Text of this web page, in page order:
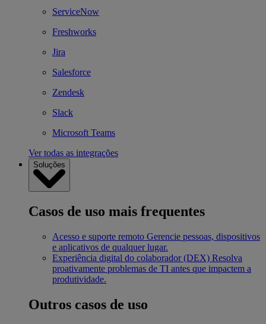
ServiceNow
Freshworks
Jira
Salesforce
Zendesk
Slack
Microsoft Teams
Ver todas as integrações
Soluções
Casos de uso mais frequentes
Acesso e suporte remoto Gerencie pessoas, dispositivos
e aplicativos de qualquer lugar.
Experiência digital do colaborador (DEX) Resolva
proativamente problemas de TI antes que impactem a
produtividade.
Outros casos de uso